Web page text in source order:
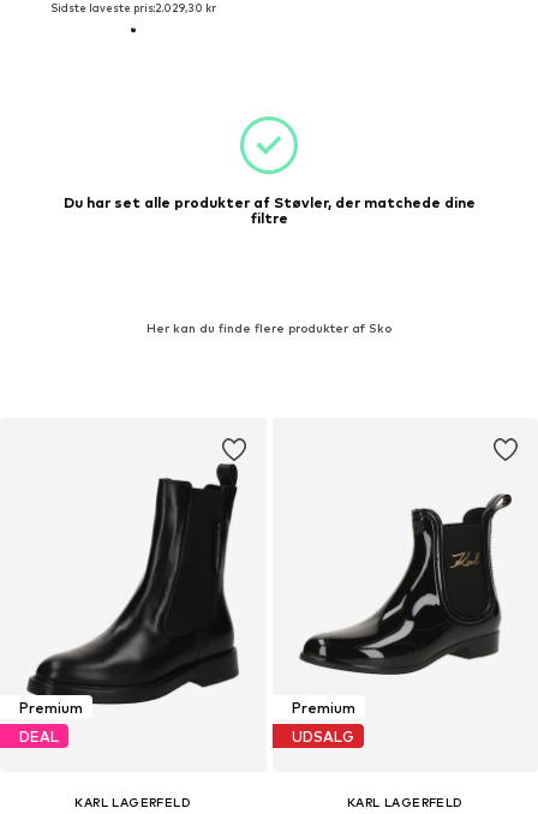
Sidste laveste pris:2.029,30 kr
Du har set alle produkter af Støvler, der matchede dine
filtre
Her kan du finde flere produkter af Sko
Premium
DEAL
KARL LAGERFELD
Premium
UDSALG
KARL LAGERFELD